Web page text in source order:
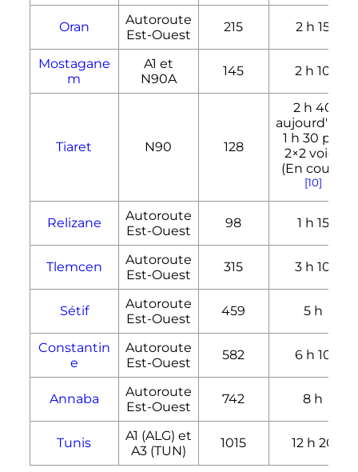
Oran
Autoroute
Est-Ouest
215 2 h 15
Mostagane
m
A1 et
N90A
145 2 h 10
Tiaret N90 128
2 h 40
aujourd'hui,
1 h 30 par
2×2 voies
(En cours)
[10]
Relizane
Autoroute
Est-Ouest
98 1 h 15
Tlemcen
Autoroute
Est-Ouest
315 3 h 10
Sétif
Autoroute
Est-Ouest
459 5 h
Constantin
e
Autoroute
Est-Ouest
582 6 h 10
Annaba
Autoroute
Est-Ouest
742 8 h
Tunis
A1 (ALG) et
A3 (TUN)
1015 12 h 20